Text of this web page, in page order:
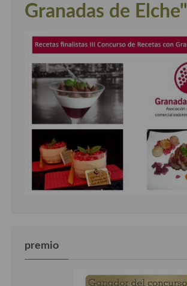
Granadas de Elche"
premio